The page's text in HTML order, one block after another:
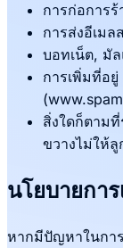
การก่อการ
การส่งอีเมล
บอทเน็ต, มั
การเพิ่มที่อ
สิ่งใดก็ตาม
ขวางไม่ให้ลู
นโยบายการ
หากมีปัญหาในกา